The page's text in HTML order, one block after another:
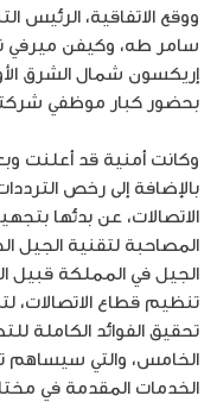
ووقع الاتفاقية، الرئيس
سامر طه، وكيفن ميرفي
إريكسون شمال الشرق
بحضور كبار موظفي
وكانت أمنية قد أعلنت
بالإضافة إلى رخص
الاتصالات، عن بدئها
المصاحبة لتقنية الجيل
الجيل في المملكة قبيل
تنظيم قطاع الاتصالات،
تحقيق الفوائد الكاملة
الخامس، والتي
الخدمات المقدمة في